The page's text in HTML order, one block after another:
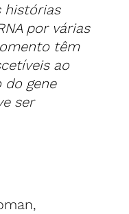
histórias
por várias
têm
ao
do gene
ser